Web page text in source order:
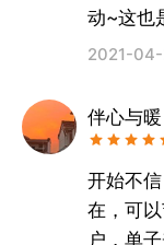
动~这也
2021-
伴心与暖
开始不
在，可
户，单